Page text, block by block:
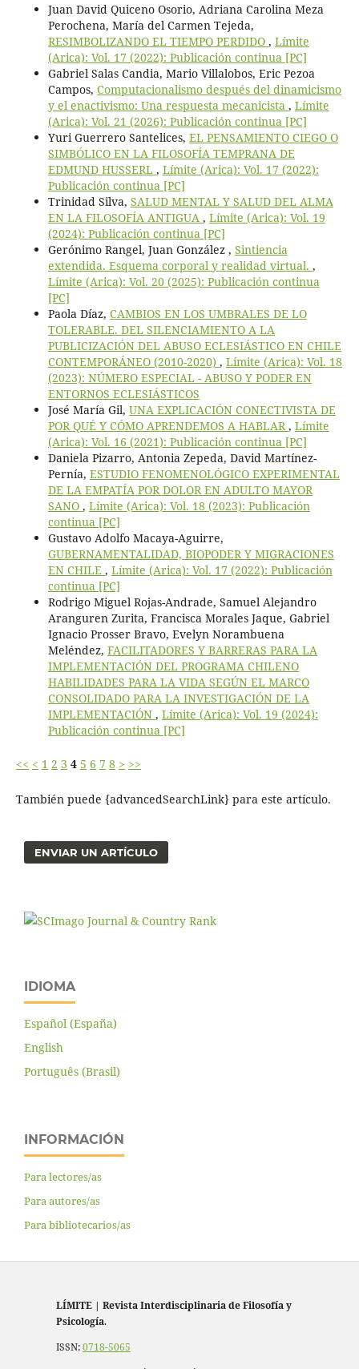
Juan David Quiceno Osorio, Adriana Carolina Meza
Perochena, María del Carmen Tejeda,
RESIMBOLIZANDO EL TIEMPO PERDIDO , Límite
(Arica): Vol. 17 (2022): Publicación continua [PC]
Gabriel Salas Candia, Mario Villalobos, Eric Pezoa
Campos, Computacionalismo después del dinamicismo
y el enactivismo: Una respuesta mecanicista , Límite
(Arica): Vol. 21 (2026): Publicación continua [PC]
Yuri Guerrero Santelices, EL PENSAMIENTO CIEGO O
SIMBÓLICO EN LA FILOSOFÍA TEMPRANA DE
EDMUND HUSSERL , Límite (Arica): Vol. 17 (2022):
Publicación continua [PC]
Trinidad Silva, SALUD MENTAL Y SALUD DEL ALMA
EN LA FILOSOFÍA ANTIGUA , Límite (Arica): Vol. 19
(2024): Publicación continua [PC]
Gerónimo Rangel, Juan González , Sintiencia
extendida. Esquema corporal y realidad virtual. ,
Límite (Arica): Vol. 20 (2025): Publicación continua
[PC]
Paola Díaz, CAMBIOS EN LOS UMBRALES DE LO
TOLERABLE. DEL SILENCIAMIENTO A LA
PUBLICIZACIÓN DEL ABUSO ECLESIÁSTICO EN CHILE
CONTEMPORÁNEO (2010-2020) , Límite (Arica): Vol. 18
(2023): NÚMERO ESPECIAL - ABUSO Y PODER EN
ENTORNOS ECLESIÁSTICOS
José María Gil, UNA EXPLICACIÓN CONECTIVISTA DE
POR QUÉ Y CÓMO APRENDEMOS A HABLAR , Límite
(Arica): Vol. 16 (2021): Publicación continua [PC]
Daniela Pizarro, Antonia Zepeda, David Martínez-
Pernía, ESTUDIO FENOMENOLÓGICO EXPERIMENTAL
DE LA EMPATÍA POR DOLOR EN ADULTO MAYOR
SANO , Límite (Arica): Vol. 18 (2023): Publicación
continua [PC]
Gustavo Adolfo Macaya-Aguirre,
GUBERNAMENTALIDAD, BIOPODER Y MIGRACIONES
EN CHILE , Límite (Arica): Vol. 17 (2022): Publicación
continua [PC]
Rodrigo Miguel Rojas-Andrade, Samuel Alejandro
Aranguren Zurita, Francisca Morales Jaque, Gabriel
Ignacio Prosser Bravo, Evelyn Norambuena
Meléndez, FACILITADORES Y BARRERAS PARA LA
IMPLEMENTACIÓN DEL PROGRAMA CHILENO
HABILIDADES PARA LA VIDA SEGÚN EL MARCO
CONSOLIDADO PARA LA INVESTIGACIÓN DE LA
IMPLEMENTACIÓN , Límite (Arica): Vol. 19 (2024):
Publicación continua [PC]
<< < 1 2 3 4 5 6 7 8 > >>
También puede {advancedSearchLink} para este artículo.
ENVIAR UN ARTÍCULO
IDIOMA
Español (España)
English
Português (Brasil)
INFORMACIÓN
Para lectores/as
Para autores/as
Para bibliotecarios/as
LÍMITE | Revista Interdisciplinaria de Filosofía y
Psicología.
ISSN:0718-5065